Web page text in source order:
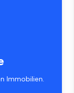
Immobilien.